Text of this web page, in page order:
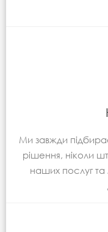
Ми завжди
рішення, ніколи
наших послуг та